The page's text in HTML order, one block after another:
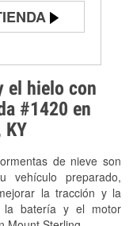
el hielo con
#1420 en
KY
de nieve son
vehículo preparado,
la tracción y la
la batería y el motor
faros